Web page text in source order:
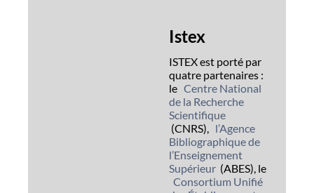
Istex
ISTEX est porté par
quatre partenaires :
le Centre National
de la Recherche
Scientifique
(CNRS), l’Agence
Bibliographique de
l’Enseignement
Supérieur (ABES), le
Consortium Unifié